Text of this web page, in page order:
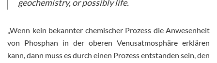
geochemistry, or possibly life.
„Wenn kein bekannter chemischer Prozess die Anwesenheit
von Phosphan in der oberen Venusatmosphäre erklären
kann, dann muss es durch einen Prozess entstanden sein, den